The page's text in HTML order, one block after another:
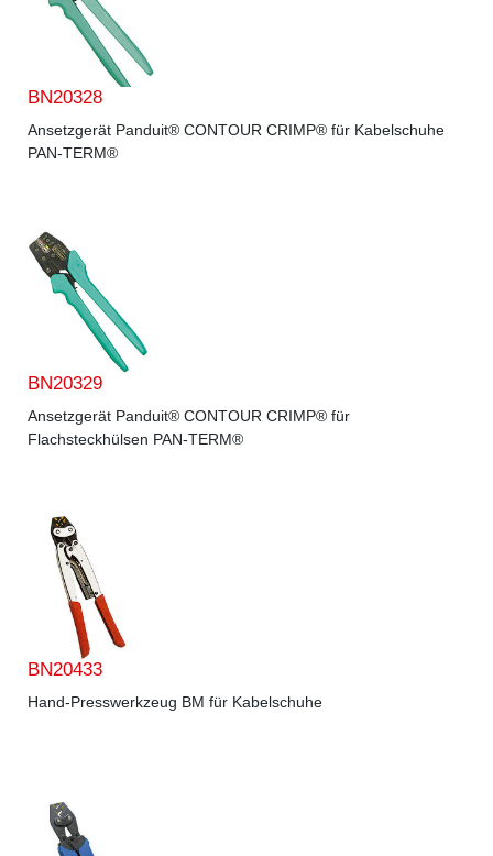
BN20328
Ansetzgerät Panduit® CONTOUR CRIMP® für Kabelschuhe
PAN-TERM®
BN20329
Ansetzgerät Panduit® CONTOUR CRIMP® für
Flachsteckhülsen PAN-TERM®
BN20433
Hand-Presswerkzeug BM für Kabelschuhe